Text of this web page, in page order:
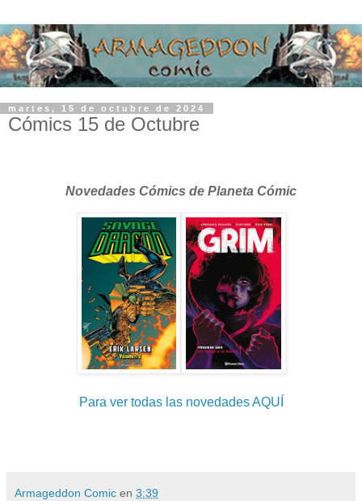
martes, 15 de octubre de 2024
Cómics 15 de Octubre
Novedades Cómics de Planeta Cómic
Para ver todas las novedades AQUÍ
Armageddon Comic en 3:39